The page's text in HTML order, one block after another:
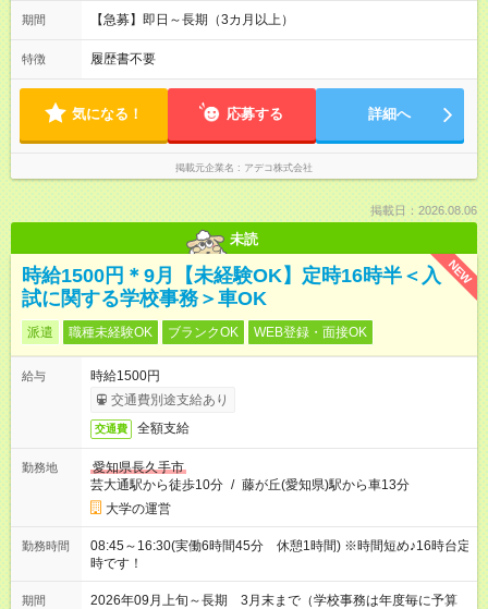
期間 【急募】即日～長期（3カ月以上）
特徴 履歴書不要
気になる！ 応募する 詳細へ
掲載元企業名 アデコ株式会社
掲載日：2026.08.06
未読
NEW
時給1500円＊9月【未経験OK】定時16時半＜入
試に関する学校事務＞車OK
派遣 職種未経験OK ブランクOK WEB登録・面接OK
給与
時給1500円
交通費別途支給あり
交通費 全額支給
勤務地
愛知県長久手市
芸大通駅から徒歩10分 / 藤が丘(愛知県)駅から車13分
大学の運営
勤務時間
08:45～16:30(実働6時間45分 休憩1時間) ※時間短め♪16時台定
時です！
期間
2026年09月上旬～長期 3月末まで（学校事務は年度毎に予算